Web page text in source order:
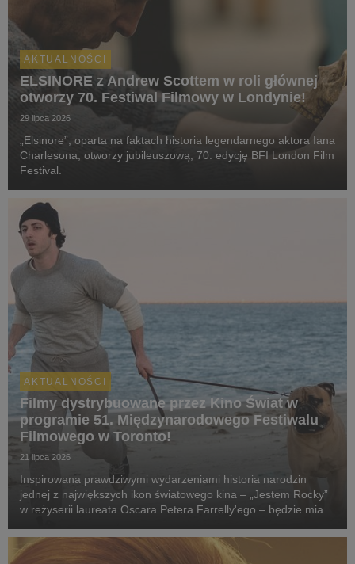
AKTUALNOŚCI
ELSINORE z Andrew Scottem w roli głównej
otworzy 70. Festiwal Filmowy w Londynie!
29 lipca 2026
„Elsinore”, oparta na faktach historia legendarnego aktora Iana
Charlesona, otworzy jubileuszową, 70. edycję BFI London Film
Festival.
AKTUALNOŚCI
Filmy dystrybuowane przez Kino Świat w
programie 51. Międzynarodowego Festiwalu
Filmowego w Toronto!
21 lipca 2026
Inspirowana prawdziwymi wydarzeniami historia narodzin
jednej z największych ikon światowego kina – „Jestem Rocky”
w reżyserii laureata Oscara Petera Farrelly'ego – będzie miała
Festiwalu Filmowego w Toronto. W polskich k...